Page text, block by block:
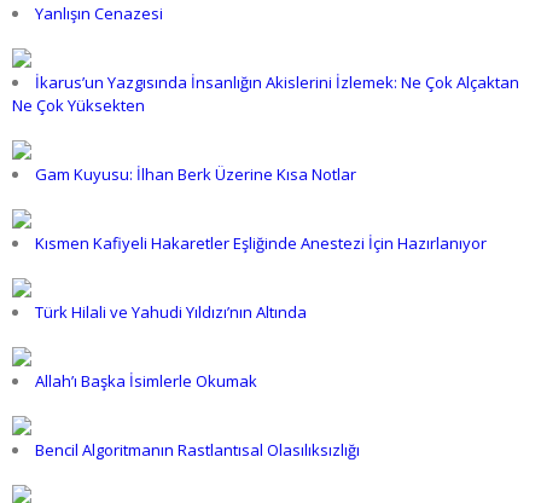
Yanlışın Cenazesi
İkarus’un Yazgısında İnsanlığın Akislerini İzlemek: Ne Çok Alçaktan
Ne Çok Yüksekten
Gam Kuyusu: İlhan Berk Üzerine Kısa Notlar
Kısmen Kafiyeli Hakaretler Eşliğinde Anestezi İçin Hazırlanıyor
Türk Hilali ve Yahudi Yıldızı’nın Altında
Allah’ı Başka İsimlerle Okumak
Bencil Algoritmanın Rastlantısal Olasılıksızlığı